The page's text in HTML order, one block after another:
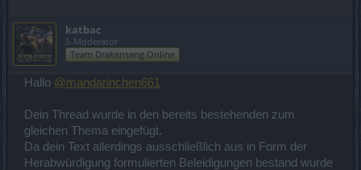
katbac
S-Moderator
Team Drakensang Online
Hallo @mandarinchen661
Dein Thread wurde in den bereits bestehenden zum
gleichen Thema eingefügt.
Da dein Text allerdings ausschließlich aus in Form der
Herabwürdigung formulierten Beleidigungen bestand wurde